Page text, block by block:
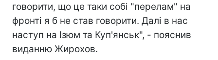
говорити, що це таки собі "перелам" на
фронті я б не став говорити. Далі в нас
наступ на Ізюм та Куп'янськ", - пояснив
виданню Жирохов.